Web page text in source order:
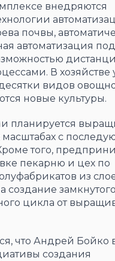
внедряются
почвы,
автоматизация
В хозяйстве
видов
новые культуры.
планируется
с
того,
пекарню и цех по
из
создание замкнутого
цикла от
что Андрей Бойко
создания